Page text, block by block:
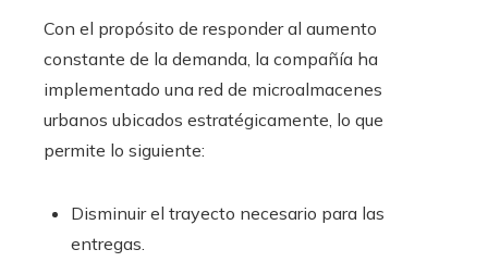
Con el propósito de responder al aumento
constante de la demanda, la compañía ha
implementado una red de microalmacenes
urbanos ubicados estratégicamente, lo que
permite lo siguiente:
Disminuir el trayecto necesario para las
entregas.